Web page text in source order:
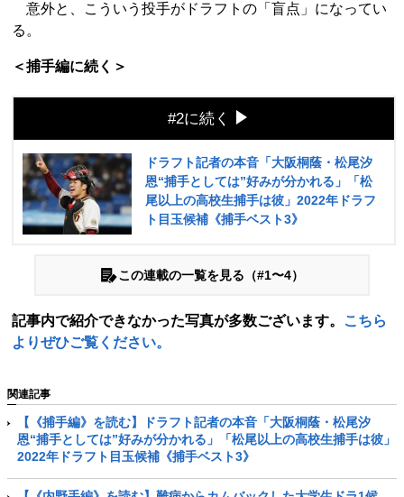
意外と、こういう投手がドラフトの「盲点」になってい
る。
＜捕手編に続く＞
#2に続く
ドラフト記者の本音「大阪桐蔭・松尾汐
恩“捕手としては”好みが分かれる」「松
尾以上の高校生捕手は彼」2022年ドラフ
ト目玉候補《捕手ベスト3》
この連載の一覧を見る（#1〜4）
記事内で紹介できなかった写真が多数ございます。
こちら
よりぜひご覧ください。
関連記事
【《捕手編》を読む】ドラフト記者の本音「大阪桐蔭・松尾汐
恩“捕手としては”好みが分かれる」「松尾以上の高校生捕手は彼」
2022年ドラフト目玉候補《捕手ベスト3》